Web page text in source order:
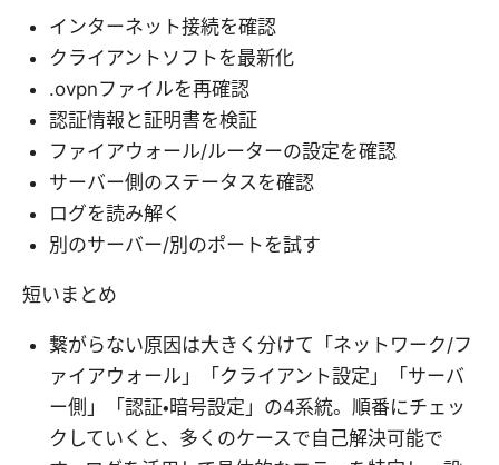
インターネット接続を確認
クライアントソフトを最新化
.ovpnファイルを再確認
認証情報と証明書を検証
ファイアウォール/ルーターの設定を確認
サーバー側のステータスを確認
ログを読み解く
別のサーバー/別のポートを試す
短いまとめ
繋がらない原因は大きく分けて「ネットワーク/フ
ァイアウォール」「クライアント設定」「サーバ
ー側」「認証・暗号設定」の4系統。順番にチェッ
クしていくと、多くのケースで自己解決可能で